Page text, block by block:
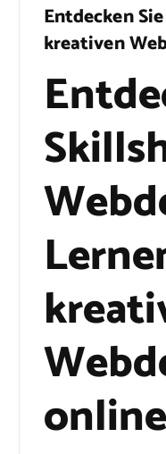
Entdecken
kreativen
online